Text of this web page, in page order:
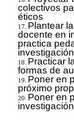
colectivos
éticos
Plantear
docente en
practica
Practicar
formas de
Poner en
próximo
Poner en